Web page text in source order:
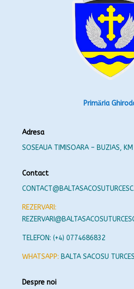
Primăria
Adresa
SOSEAUA TIMISOARA – BUZIAS,
Contact
REZERVARI:
TELEFON: (+4) 0774686832
WHATSAPP: BALTA SACOSU
Despre noi